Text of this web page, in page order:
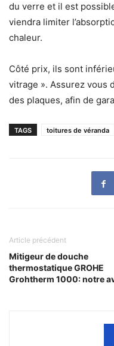
du verre et il est
viendra limiter
chaleur.
Côté prix, ils sont
vitrage ».​ Assurez vous
des plaques, afin de
TAGS toitures de véranda
Article précédent
Mitigeur de douche
thermostatique GROHE
Grohtherm 1000: notre